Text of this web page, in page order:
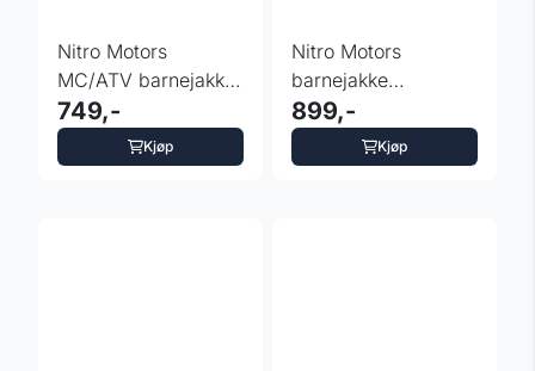
Nitro Motors
MC/ATV barnejakke
rosa
749,-
Kjøp
Nitro Motors
barnejakke
motorcross Cordura
racing blå
899,-
Kjøp